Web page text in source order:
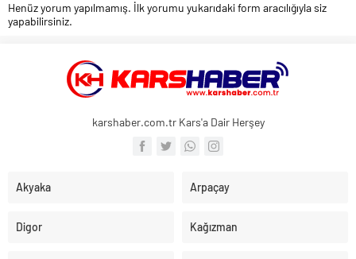
Henüz yorum yapılmamış. İlk yorumu yukarıdaki form aracılığıyla siz
yapabilirsiniz.
karshaber.com.tr Kars'a Dair Herşey
Akyaka Arpaçay
Digor Kağızman